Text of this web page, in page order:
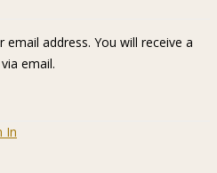
address. You will receive a
email.
In